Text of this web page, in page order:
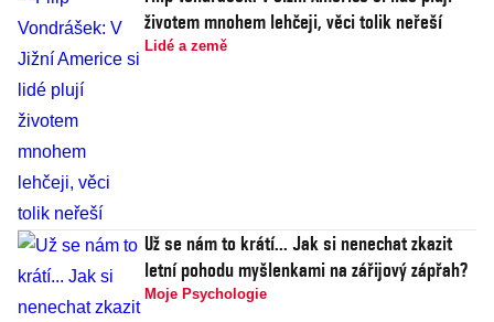
životem mnohem lehčeji, věci tolik neřeší
Lidé a země
Už se nám to krátí... Jak si nenechat zkazit
letní pohodu myšlenkami na zářijový zápřah?
Moje Psychologie